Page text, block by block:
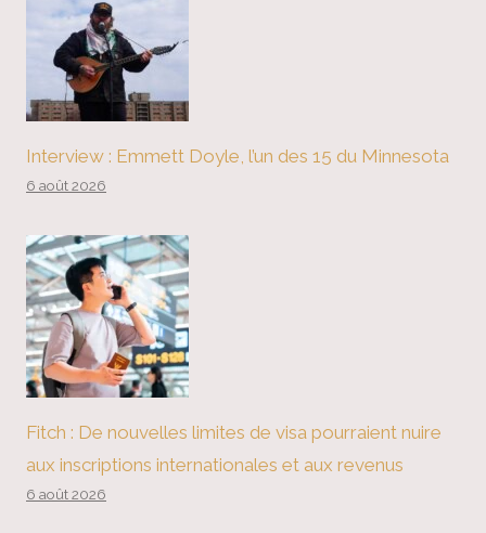
Interview : Emmett Doyle, l’un des 15 du Minnesota
6 août 2026
Fitch : De nouvelles limites de visa pourraient nuire
aux inscriptions internationales et aux revenus
6 août 2026